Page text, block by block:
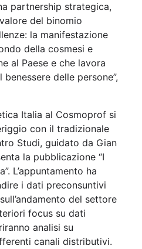
partnership strategica,
del binomio
la manifestazione
della cosmesi e
al Paese e che lavora
delle persone”,
Italia al Cosmoprof si
con il tradizionale
Studi, guidato da Gian
la pubblicazione “I
L’appuntamento ha
i dati preconsuntivi
del settore
focus su dati
analisi su
canali distributivi.